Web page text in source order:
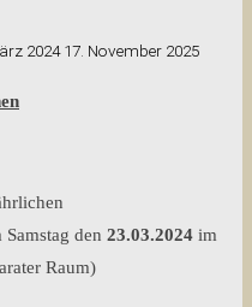
202417. November 2025
Samstag den 23.03.2024 im
Raum)